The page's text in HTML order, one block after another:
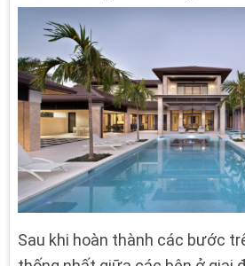
Sau khi hoàn thành các bước